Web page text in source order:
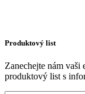
Produktový list
Zanechejte nám vaši
produktový list s